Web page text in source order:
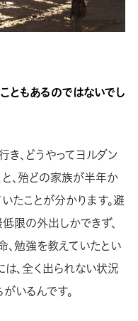
ともあるのではないでし
、どうやってヨルダン
、殆どの家族が半年か
たことが分かります。避
限の外出しかできず、
勉強を教えていたとい
は、全く出られない状況
いるんです。